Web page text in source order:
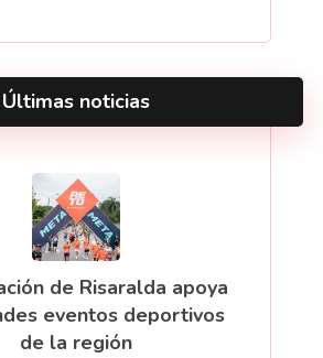
Últimas noticias
de Risaralda apoya
eventos deportivos
de la región